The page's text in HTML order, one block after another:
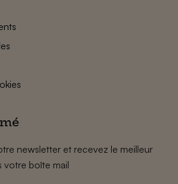
newsletter et recevez le meilleur
votre boîte mail